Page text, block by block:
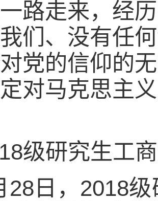
路走来，经
们、没有任
党的信仰的
对马克思主
级研究生工
28日，2018